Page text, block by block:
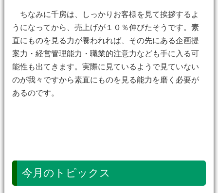
ちなみに千房は、しっかりお客様を見て挨拶するよ
うになってから、売上げが１０％伸びたそうです。素
直にものを見る力が養われれば、その先にある企画提
案力・経営管理能力・職業的注意力なども手に入る可
能性も出てきます。実際に見ているようで見ていない
のが我々ですから素直にものを見る能力を磨く必要が
あるのです。
今月のトピックス